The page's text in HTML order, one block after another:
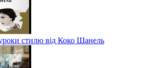
стилю від Коко Шанель